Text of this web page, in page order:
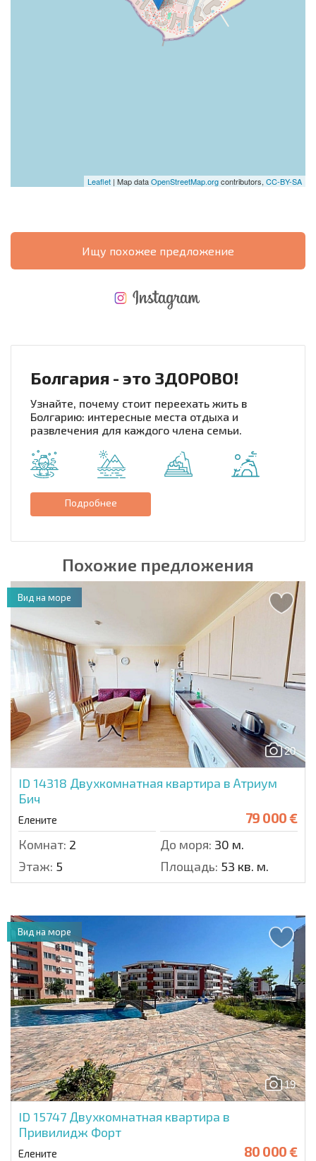
Leaflet | Map dataOpenStreetMap.orgcontributors, CC-BY-SA
Ищу похожее предложение
Болгария - это ЗДОРОВО!
Узнайте, почему стоит переехать жить в
Болгарию: интересные места отдыха и
развлечения для каждого члена семьи.
Подробнее
Похожие предложения
20
ID 14318 Двухкомнатная квартира в Атриум
Бич
Елените 79 000 €
Комнат: 2 До моря: 30 м.
Этаж: 5 Площадь: 53 кв. м.
Вид на море
19
ID 15747 Двухкомнатная квартира в
Привилидж Форт
Елените 80 000 €
Вид на море